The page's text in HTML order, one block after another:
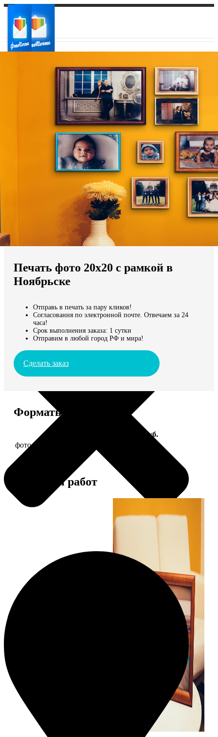
Ваш регион доставки
Выберите из списка:
Мы доставляем по всему миру
Продолжить без города
Печать фото 20х20 с рамкой в
Ноябрьске
Отправь в печать за пару кликов!
Согласования по электронной почте. Отвечаем за 24
часа!
Срок выполнения заказа: 1 сутки
Отправим в любой город РФ и мира!
Сделать заказ
Форматы и цены
Цена, руб.
фото 20х20 в деревянной рамке
Примеры работ